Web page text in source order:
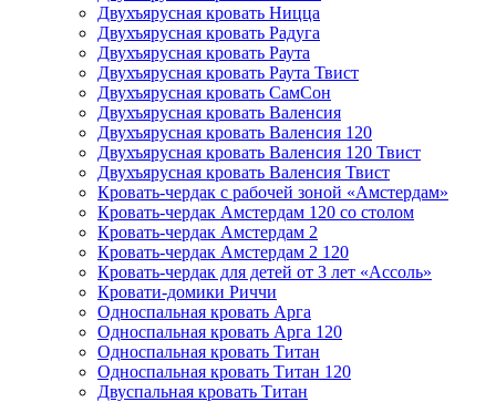
Двухъярусная кровать Ницца
Двухъярусная кровать Радуга
Двухъярусная кровать Раута
Двухъярусная кровать Раута Твист
Двухъярусная кровать СамСон
Двухъярусная кровать Валенсия
Двухъярусная кровать Валенсия 120
Двухъярусная кровать Валенсия 120 Твист
Двухъярусная кровать Валенсия Твист
Кровать-чердак с рабочей зоной «Амстердам»
Кровать-чердак Амстердам 120 со столом
Кровать-чердак Амстердам 2
Кровать-чердак Амстердам 2 120
Кровать-чердак для детей от 3 лет «Ассоль»
Кровати-домики Риччи
Односпальная кровать Арга
Односпальная кровать Арга 120
Односпальная кровать Титан
Односпальная кровать Титан 120
Двуспальная кровать Титан